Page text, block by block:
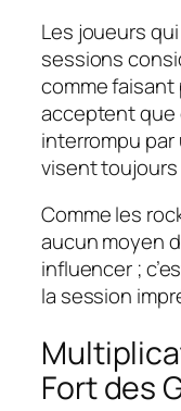
Les joueurs
sessions
comme faisant
acceptent que
interrompu
visent
Comme les
aucun moyen
influencer ;
la session
Fort des